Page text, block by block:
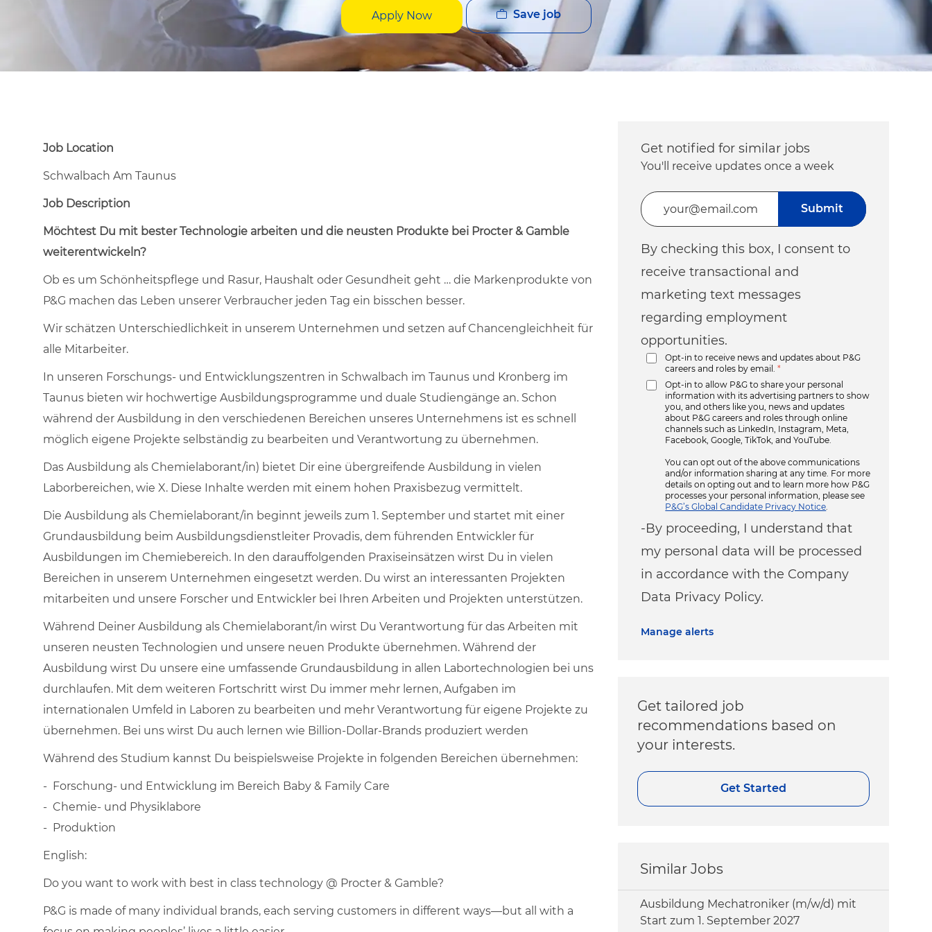
Apply Now Save job
Job Location
Schwalbach Am Taunus
Job Description
Möchtest Du mit bester Technologie arbeiten und die neusten Produkte bei Procter & Gamble
weiterentwickeln?
Ob es um Schönheitspflege und Rasur, Haushalt oder Gesundheit geht … die Markenprodukte von
P&G machen das Leben unserer Verbraucher jeden Tag ein bisschen besser.
Wir schätzen Unterschiedlichkeit in unserem Unternehmen und setzen auf Chancengleichheit für
alle Mitarbeiter.
In unseren Forschungs- und Entwicklungszentren in Schwalbach im Taunus und Kronberg im
Taunus bieten wir hochwertige Ausbildungsprogramme und duale Studiengänge an. Schon
während der Ausbildung in den verschiedenen Bereichen unseres Unternehmens ist es schnell
möglich eigene Projekte selbständig zu bearbeiten und Verantwortung zu übernehmen.
Das Ausbildung als Chemielaborant/in) bietet Dir eine übergreifende Ausbildung in vielen
Laborbereichen, wie X. Diese Inhalte werden mit einem hohen Praxisbezug vermittelt.
Die Ausbildung als Chemielaborant/in beginnt jeweils zum 1. September und startet mit einer
Grundausbildung beim Ausbildungsdienstleiter Provadis, dem führenden Entwickler für
Ausbildungen im Chemiebereich. In den darauffolgenden Praxiseinsätzen wirst Du in vielen
Bereichen in unserem Unternehmen eingesetzt werden. Du wirst an interessanten Projekten
mitarbeiten und unsere Forscher und Entwickler bei Ihren Arbeiten und Projekten unterstützen.
Während Deiner Ausbildung als Chemielaborant/in wirst Du Verantwortung für das Arbeiten mit
unseren neusten Technologien und unsere neuen Produkte übernehmen. Während der
Ausbildung wirst Du unsere eine umfassende Grundausbildung in allen Labortechnologien bei uns
durchlaufen. Mit dem weiteren Fortschritt wirst Du immer mehr lernen, Aufgaben im
internationalen Umfeld in Laboren zu bearbeiten und mehr Verantwortung für eigene Projekte zu
übernehmen. Bei uns wirst Du auch lernen wie Billion-Dollar-Brands produziert werden
Während des Studium kannst Du beispielsweise Projekte in folgenden Bereichen übernehmen:
- Forschung- und Entwicklung im Bereich Baby & Family Care
- Chemie- und Physiklabore
- Produktion
English:
Do you want to work with best in class technology @ Procter & Gamble?
P&G is made of many individual brands, each serving customers in different ways—but all with a
Get notified for similar jobs
You'll receive updates once a week
Enter Email address (Required)
By checking this box, I consent to
receive transactional and
marketing text messages
regarding employment
opportunities.
Opt-in to receive news and updates about P&G
careers and roles by email.
*
Opt-in to allow P&G to share your personal
information with its advertising partners to show
you, and others like you, news and updates
about P&G careers and roles through online
channels such as LinkedIn, Instagram, Meta,
Facebook, Google, TikTok, and YouTube.
You can opt out of the above communications
and/or information sharing at any time. For more
details on opting out and to learn more how P&G
processes your personal information, please see
P&G’s Global Candidate Privacy Notice
-By proceeding, I understand that
my personal data will be processed
in accordance with the Company
Data Privacy Policy.
Submit
Manage alerts
Get tailored job
recommendations based on
your interests.
Get Started
Similar Jobs
Ausbildung Mechatroniker (m/w/d) mit
Start zum 1. September 2027